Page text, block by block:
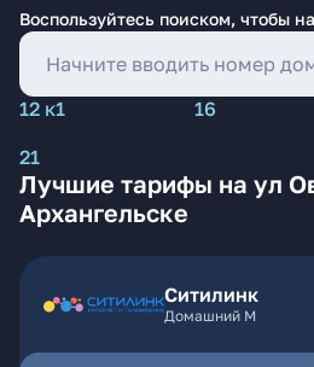
Воспользуйтесь поиском, чтобы
12 к1 16
21
Лучшие тарифы на ул
Архангельске
Ситилинк
Домашний М